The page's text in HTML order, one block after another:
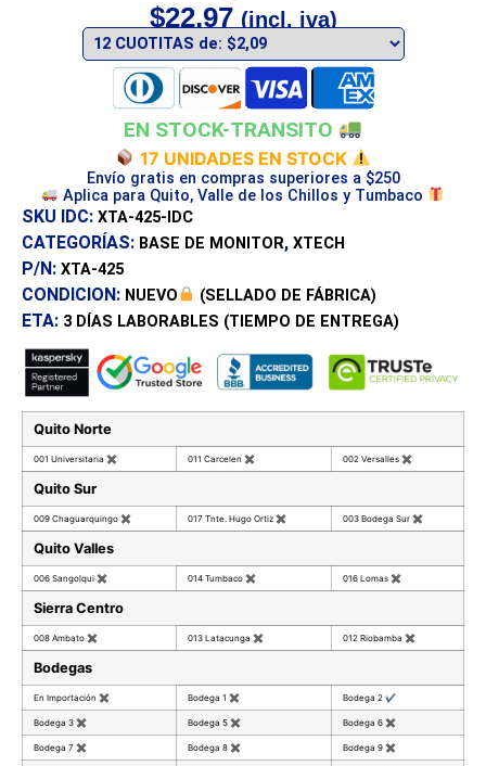
$22,97 (incl. iva)
EN STOCK-TRANSITO
17 UNIDADES EN STOCK
Envío gratis en compras superiores a $250
Aplica para Quito, Valle de los Chillos y Tumbaco
SKU IDC: XTA-425-IDC
CATEGORÍAS: BASE DE MONITOR, XTECH
P/N: XTA-425
CONDICION: NUEVO (SELLADO DE FÁBRICA)
ETA: 3 DÍAS LABORABLES (TIEMPO DE ENTREGA)
Quito Norte
001 Universitaria ✖ 011 Carcelen ✖ 002 Versalles ✖
Quito Sur
009 Chaguarquingo ✖ 017 Tnte. Hugo Ortiz ✖ 003 Bodega Sur ✖
Quito Valles
006 Sangolqui ✖ 014 Tumbaco ✖ 016 Lomas ✖
Sierra Centro
008 Ambato ✖ 013 Latacunga ✖ 012 Riobamba ✖
Bodegas
En Importación ✖ Bodega 1 ✖ Bodega 2 ✔
Bodega 3 ✖ Bodega 5 ✖ Bodega 6 ✖
Bodega 7 ✖ Bodega 8 ✖ Bodega 9 ✖